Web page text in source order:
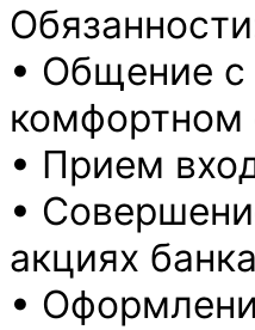
• Общение с
комфортном
• Прием
•
акциях банка
•